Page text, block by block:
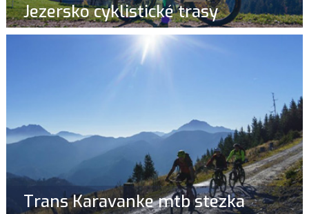
Jezersko cyklistické trasy
Trans Karavanke mtb stezka